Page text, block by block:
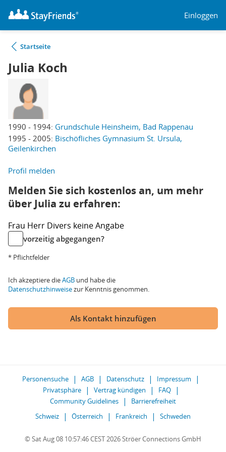
Einloggen
Startseite
Julia Koch
1990 - 1994: Grundschule Heinsheim, Bad Rappenau
1995 - 2005: Bischöfliches Gymnasium St. Ursula,
Geilenkirchen
Profil melden
Melden Sie sich kostenlos an, um mehr
über Julia zu erfahren:
Frau Herr Divers keine Angabe
vorzeitig abgegangen?
* Pflichtfelder
Ich akzeptiere dieAGB und habe die
Datenschutzhinweisezur Kenntnis genommen.
Als Kontakt hinzufügen
Personensuche AGB Datenschutz
Impressum
Privatsphäre
Vertrag kündigen
FAQ
Community Guidelines
Barrierefreiheit
Schweiz
Österreich Frankreich Schweden
© Sat Aug 08 10:57:46 CEST 2026 Ströer Connections GmbH